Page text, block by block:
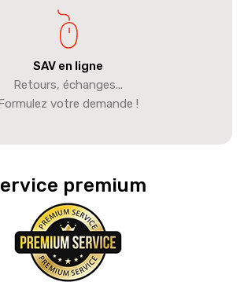
SAV en ligne
Retours, échanges...
votre demande !
premium